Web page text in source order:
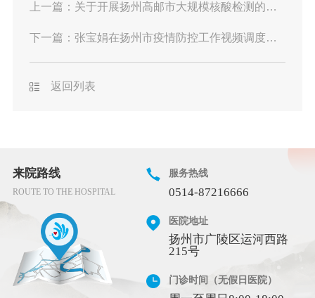
上一篇： 关于开展扬州高邮市大规模核酸检测的通告
下一篇： 张宝娟在扬州市疫情防控工作视频调度会议上强调：坚决落实疫情防控各项措施，更好激发经济社会发展活力
返回列表
来院路线
ROUTE TO THE HOSPITAL
服务热线
0514-87216666
医院地址
扬州市广陵区运河西路
215号
门诊时间（无假日医院）